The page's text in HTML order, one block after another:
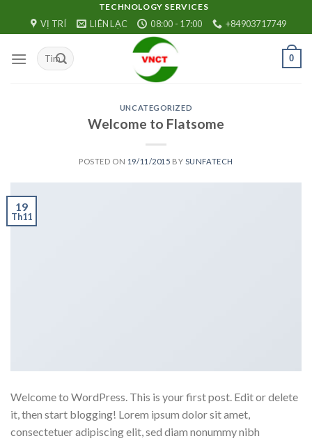
TECHNOLOGY SERVICES
VỊ TRÍ LIÊN LẠC 08:00 - 17:00 +84903717749
0
UNCATEGORIZED
Welcome to Flatsome
POSTED ON 19/11/2015 BY SUNFATECH
19
Th11
Welcome to WordPress. This is your first post. Edit or delete
it, then start blogging! Lorem ipsum dolor sit amet,
consectetuer adipiscing elit, sed diam nonummy nibh